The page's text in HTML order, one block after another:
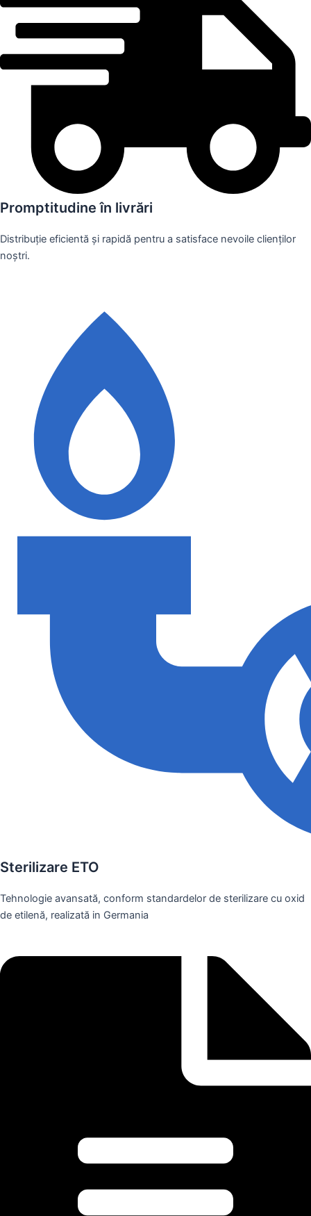
Promptitudine în livrări
Distribuție eficientă și rapidă pentru a satisface nevoile clienților
noștri.
Sterilizare ETO
Tehnologie avansată, conform standardelor de sterilizare cu oxid
de etilenă, realizată in Germania